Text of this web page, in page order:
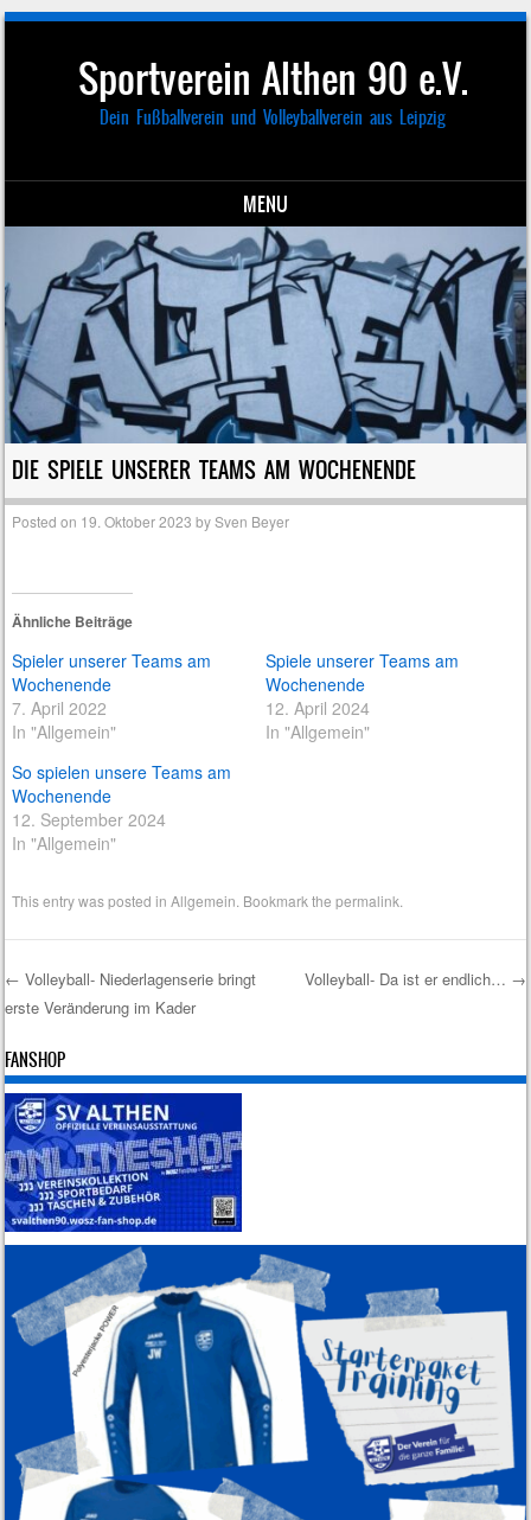
Sportverein Althen 90 e.V.
Dein Fußballverein und Volleyballverein aus Leipzig
MENU
Skip to content
DIE SPIELE UNSERER TEAMS AM WOCHENENDE
Posted on 19. Oktober 2023 bySven Beyer
Ähnliche Beiträge
Spieler unserer Teams am
Wochenende
7. April 2022
In "Allgemein"
Spiele unserer Teams am
Wochenende
12. April 2024
In "Allgemein"
So spielen unsere Teams am
Wochenende
12. September 2024
In "Allgemein"
This entry was posted inAllgemein . Bookmark thepermalink
Post navigation
← Volleyball- Niederlagenserie bringt
erste Veränderung im Kader
Volleyball- Da ist er endlich… →
FANSHOP